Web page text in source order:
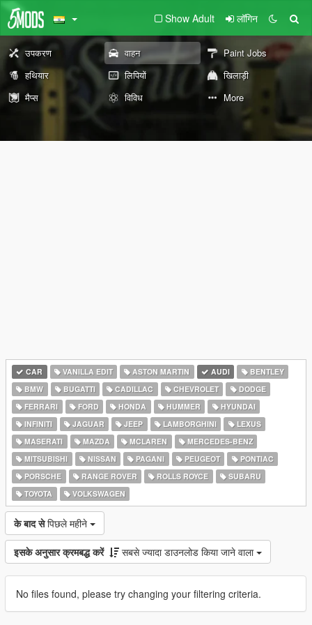
Show Adult लॉगिन
उपकरण वाहन
Paint Jobs
हथियार
लिपियों
खिलाड़ी
मैप्स
विविध More
CAR VANILLA EDIT ASTON MARTIN AUDI
BENTLEY
BMW
BUGATTI CADILLAC CHEVROLET
DODGE
FERRARI
FORD HONDA HUMMER
HYUNDAI
INFINITI
JAGUAR JEEP LAMBORGHINI
LEXUS
MASERATI
MAZDA MCLAREN
MERCEDES-BENZ
MITSUBISHI
NISSAN PAGANI PEUGEOT
PONTIAC
PORSCHE
RANGE ROVER ROLLS ROYCE
SUBARU
TOYOTA
VOLKSWAGEN
के बाद से पिछले महीने
इसके अनुसार क्रमबद्ध करें सबसे ज्यादा डाउनलोड किया जाने वाला
No files found, please try changing your filtering criteria.